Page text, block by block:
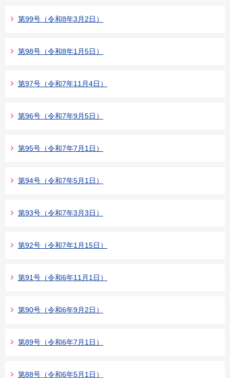
第99号（令和8年3月2日）
第98号（令和8年1月5日）
第97号（令和7年11月4日）
第96号（令和7年9月5日）
第95号（令和7年7月1日）
第94号（令和7年5月1日）
第93号（令和7年3月3日）
第92号（令和7年1月15日）
第91号（令和6年11月1日）
第90号（令和6年9月2日）
第89号（令和6年7月1日）
第88号（令和6年5月1日）